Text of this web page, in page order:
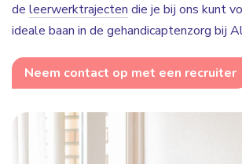
de leerwerktrajecten die je bij ons kunt
ideale baan in de gehandicaptenzorg bij
Neem contact op met een recruiter